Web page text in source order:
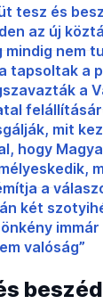
tesz és
az új
mindig nem
tapsoltak a
a
mit
hogy
a
két
önkény
valóság”